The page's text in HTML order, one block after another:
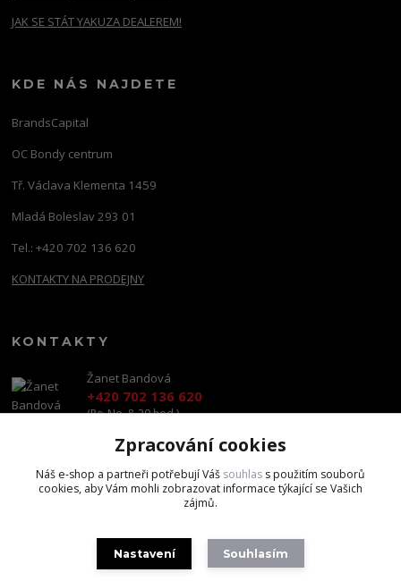
JAK SE STÁT YAKUZA DEALEREM!
KDE NÁS NAJDETE
BrandsCapital
OC Bondy centrum
Tř. Václava Klementa 1459
Mladá Boleslav 293 01
Tel.: +420 702 136 620
KONTAKTY NA PRODEJNY
KONTAKTY
Žanet Bandová
+420 702 136 620
(Po-Ne, 8-20 hod.)
shop@brandscapital.cz
Zpracování cookies
Náš e-shop a partneři potřebují Váš souhlas s použitím souborů
cookies, aby Vám mohli zobrazovat informace týkající se Vašich
zájmů.
Nastavení Souhlasím